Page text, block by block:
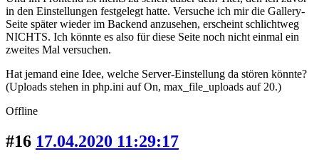
in den Einstellungen festgelegt hatte. Versuche ich mir die Gallery-
Seite später wieder im Backend anzusehen, erscheint schlichtweg
NICHTS. Ich könnte es also für diese Seite noch nicht einmal ein
zweites Mal versuchen.
Hat jemand eine Idee, welche Server-Einstellung da stören könnte?
(Uploads stehen in php.ini auf On, max_file_uploads auf 20.)
Offline
#16 17.04.2020 11:29:17